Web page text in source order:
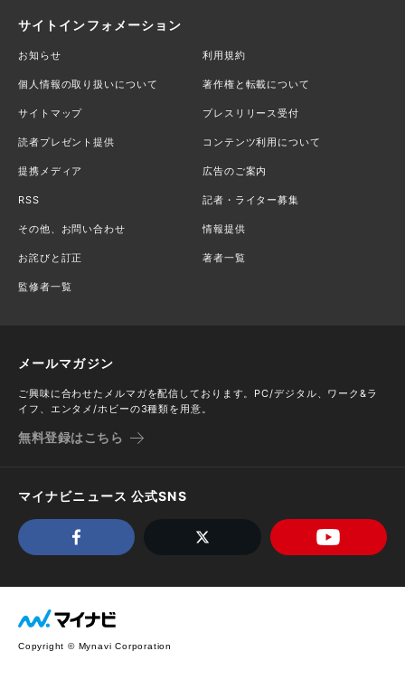
サイトインフォメーション
お知らせ 利用規約
個人情報の取り扱いについて 著作権と転載について
サイトマップ プレスリリース受付
読者プレゼント提供 コンテンツ利用について
提携メディア 広告のご案内
RSS 記者・ライター募集
その他、お問い合わせ 情報提供
お詫びと訂正 著者一覧
監修者一覧
メールマガジン
ご興味に合わせたメルマガを配信しております。PC/デジタル、ワーク&ラ
イフ、エンタメ/ホビーの3種類を用意。
無料登録はこちら
マイナビニュース 公式SNS
Copyright © Mynavi Corporation